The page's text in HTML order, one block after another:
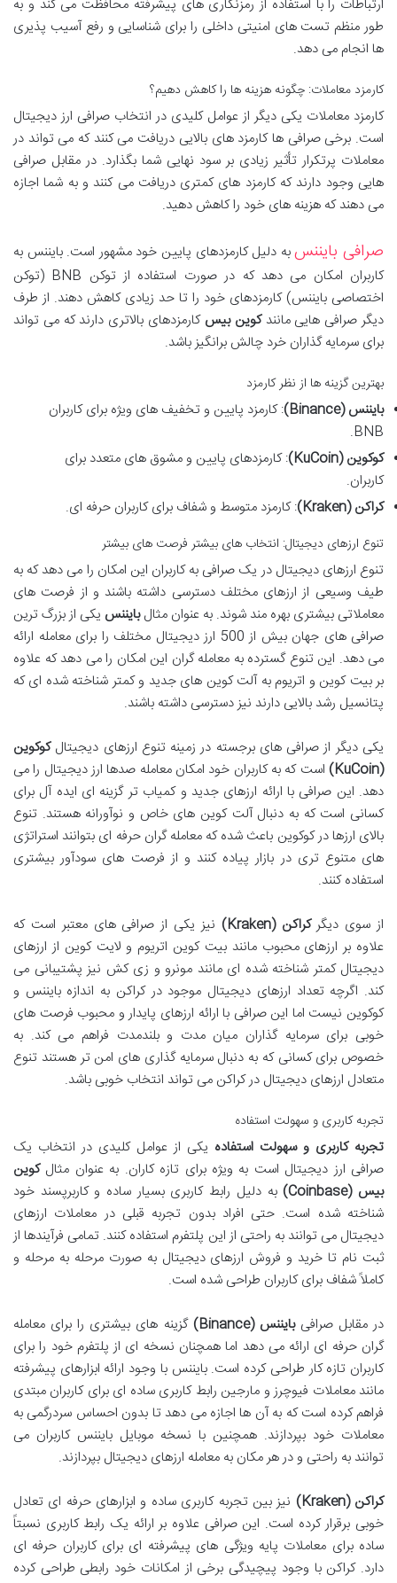
ارتباطات را با استفاده از رمزنگاری های پیشرفته محافظت می کند و به
طور منظم تست های امنیتی داخلی را برای شناسایی و رفع آسیب پذیری
ها انجام می دهد.
کارمزد معاملات: چگونه هزینه ها را کاهش دهیم؟
کارمزد معاملات یکی دیگر از عوامل کلیدی در انتخاب صرافی ارز دیجیتال
است. برخی صرافی ها کارمزد های بالایی دریافت می کنند که می تواند در
معاملات پرتکرار تأثیر زیادی بر سود نهایی شما بگذارد. در مقابل صرافی
هایی وجود دارند که کارمزد های کمتری دریافت می کنند و به شما اجازه
می دهند که هزینه های خود را کاهش دهید.
صرافی بایننسبه دلیل کارمزدهای پایین خود مشهور است. بایننس به
کاربران امکان می دهد که در صورت استفاده از توکن BNB (توکن
اختصاصی بایننس) کارمزدهای خود را تا حد زیادی کاهش دهند. از طرف
دیگر صرافی هایی مانندکوین بیس کارمزدهای بالاتری دارند که می تواند
برای سرمایه گذاران خرد چالش برانگیز باشد.
بهترین گزینه ها از نظر کارمزد
بایننس (Binance)
: کارمزد پایین و تخفیف های ویژه برای کاربران
BNB.
کوکوین (KuCoin)
: کارمزدهای پایین و مشوق های متعدد برای
کاربران.
کراکن (Kraken)
: کارمزد متوسط و شفاف برای کاربران حرفه ای.
تنوع ارزهای دیجیتال: انتخاب های بیشتر فرصت های بیشتر
تنوع ارزهای دیجیتال در یک صرافی به کاربران این امکان را می دهد که به
طیف وسیعی از ارزهای مختلف دسترسی داشته باشند و از فرصت های
معاملاتی بیشتری بهره مند شوند. به عنوان مثالبایننس یکی از بزرگ ترین
صرافی های جهان بیش از 500 ارز دیجیتال مختلف را برای معامله ارائه
می دهد. این تنوع گسترده به معامله گران این امکان را می دهد که علاوه
بر بیت کوین و اتریوم به آلت کوین های جدید و کمتر شناخته شده ای که
پتانسیل رشد بالایی دارند نیز دسترسی داشته باشند.
یکی دیگر از صرافی های برجسته در زمینه تنوع ارزهای دیجیتالکوکوین
(KuCoin)
است که به کاربران خود امکان معامله صدها ارز دیجیتال را می
دهد. این صرافی با ارائه ارزهای جدید و کمیاب تر گزینه ای ایده آل برای
کسانی است که به دنبال آلت کوین های خاص و نوآورانه هستند. تنوع
بالای ارزها در کوکوین باعث شده که معامله گران حرفه ای بتوانند استراتژی
های متنوع تری در بازار پیاده کنند و از فرصت های سودآور بیشتری
استفاده کنند.
از سوی دیگرکراکن (Kraken)
نیز یکی از صرافی های معتبر است که
علاوه بر ارزهای محبوب مانند بیت کوین اتریوم و لایت کوین از ارزهای
دیجیتال کمتر شناخته شده ای مانند مونرو و زی کش نیز پشتیبانی می
کند. اگرچه تعداد ارزهای دیجیتال موجود در کراکن به اندازه بایننس و
کوکوین نیست اما این صرافی با ارائه ارزهای پایدار و محبوب فرصت های
خوبی برای سرمایه گذاران میان مدت و بلندمدت فراهم می کند. به
خصوص برای کسانی که به دنبال سرمایه گذاری های امن تر هستند تنوع
متعادل ارزهای دیجیتال در کراکن می تواند انتخاب خوبی باشد.
تجربه کاربری و سهولت استفاده
تجربه کاربری و سهولت استفاده یکی از عوامل کلیدی در انتخاب یک
صرافی ارز دیجیتال است به ویژه برای تازه کاران. به عنوان مثالکوین
بیس (Coinbase)
به دلیل رابط کاربری بسیار ساده و کاربرپسند خود
شناخته شده است. حتی افراد بدون تجربه قبلی در معاملات ارزهای
دیجیتال می توانند به راحتی از این پلتفرم استفاده کنند. تمامی فرآیندها از
ثبت نام تا خرید و فروش ارزهای دیجیتال به صورت مرحله به مرحله و
کاملاً شفاف برای کاربران طراحی شده است.
در مقابل صرافیبایننس (Binance)
گزینه های بیشتری را برای معامله
گران حرفه ای ارائه می دهد اما همچنان نسخه ای از پلتفرم خود را برای
کاربران تازه کار طراحی کرده است. بایننس با وجود ارائه ابزارهای پیشرفته
مانند معاملات فیوچرز و مارجین رابط کاربری ساده ای برای کاربران مبتدی
فراهم کرده است که به آن ها اجازه می دهد تا بدون احساس سردرگمی به
معاملات خود بپردازند. همچنین با نسخه موبایل بایننس کاربران می
توانند به راحتی و در هر مکان به معامله ارزهای دیجیتال بپردازند.
کراکن (Kraken)
نیز بین تجربه کاربری ساده و ابزارهای حرفه ای تعادل
خوبی برقرار کرده است. این صرافی علاوه بر ارائه یک رابط کاربری نسبتاً
ساده برای معاملات پایه ویژگی های پیشرفته ای برای کاربران حرفه ای
دارد. کراکن با وجود پیچیدگی برخی از امکانات خود رابطی طراحی کرده